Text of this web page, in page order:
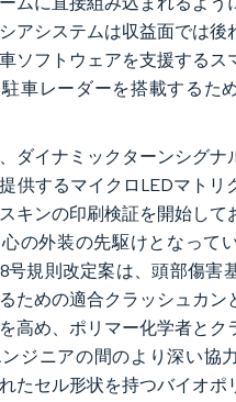
アシステムは収益面では後
ソフトウェアを支援するス
車レーダーを搭載するた
ダイナミックターンシグナ
供するマイクロLEDマトリ
キンの印刷検証を開始して
の外装の先駆けとなって
号規則改定案は、頭部傷害
ための適合クラッシュカン
高め、ポリマー化学者とク
ジニアの間のより深い協
たセル形状を持つバイオポ